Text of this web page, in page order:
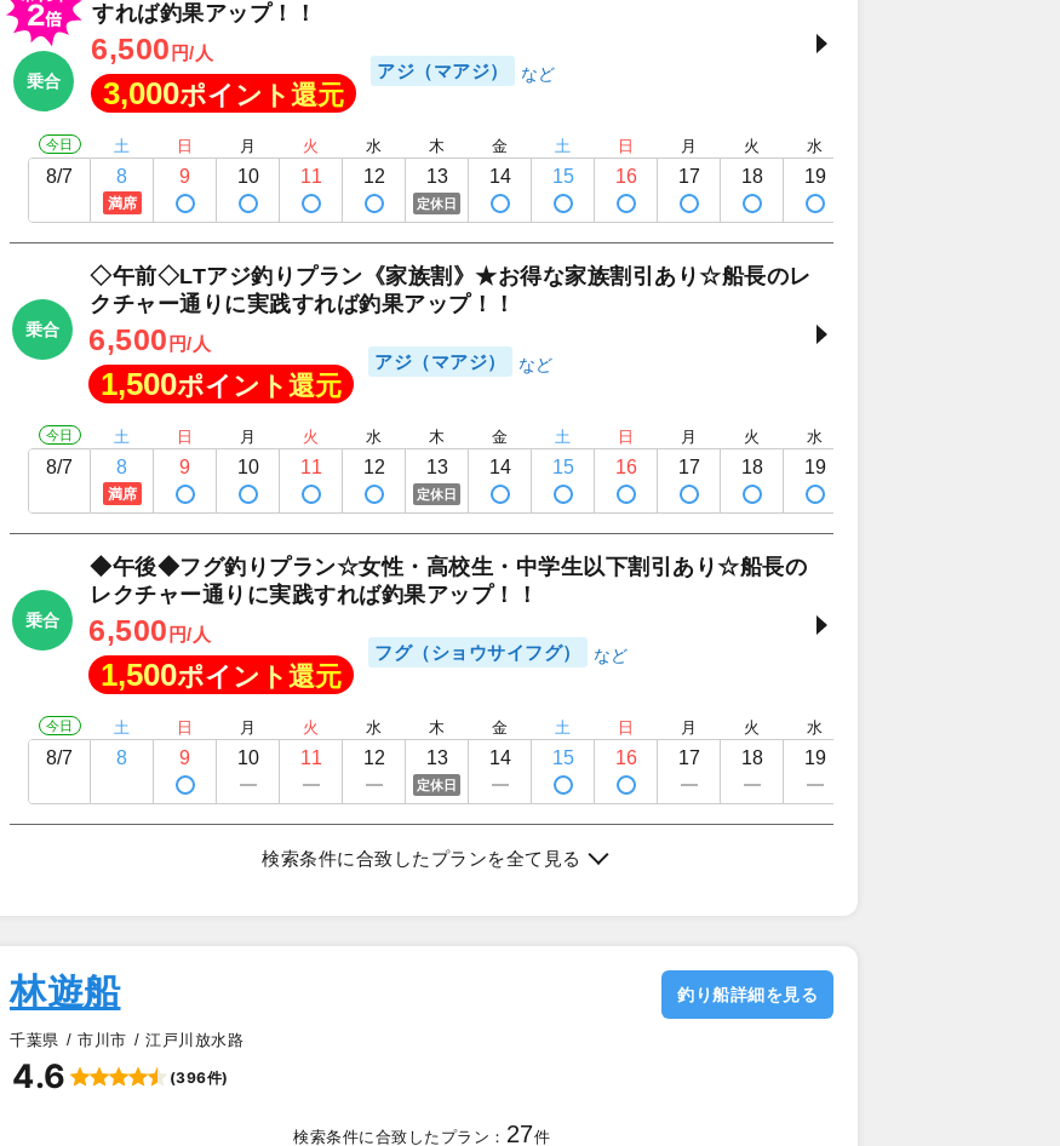
乗合
すれば釣果アップ！！
6,500 円/人
3,000ポイント還元
アジ（マアジ）
今日
8/7
土
8
満席
日
9
月
10
火
11
水
12
木
13
定休日
金
14
土
15
日
16
月
17
火
18
水
19
乗合
◇午前◇LTアジ釣りプラン《家族割》★お得な家族割引あり☆船長のレ
クチャー通りに実践すれば釣果アップ！！
6,500 円/人
1,500ポイント還元
アジ（マアジ）
今日
8/7
土
8
満席
日
9
月
10
火
11
水
12
木
13
定休日
金
14
土
15
日
16
月
17
火
18
水
19
乗合
◆午後◆フグ釣りプラン☆女性・高校生・中学生以下割引あり☆船長の
レクチャー通りに実践すれば釣果アップ！！
6,500 円/人
1,500ポイント還元
フグ（ショウサイフグ）
今日
8/7
土
8
日
9
月
10
火
11
水
12
木
13
定休日
金
14
土
15
日
16
月
17
火
18
水
19
検索条件に合致したプランを全て見る
林遊船
千葉県 市川市 江戸川放水路
4.6 (396件)
釣り船詳細を見る
検索条件に合致したプラン： 27件